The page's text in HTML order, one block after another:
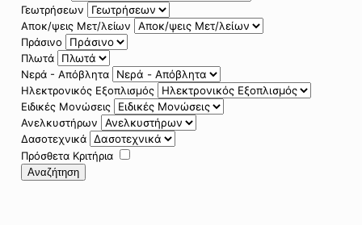
Γεωτρήσεων
Αποκ/ψεις Μετ/λείων
Πράσινο
Πλωτά
Νερά - Απόβλητα
Ηλεκτρονικός Εξοπλισμός
Ειδικές Μονώσεις
Ανελκυστήρων
Δασοτεχνικά
Πρόσθετα Κριτήρια
Αναζήτηση